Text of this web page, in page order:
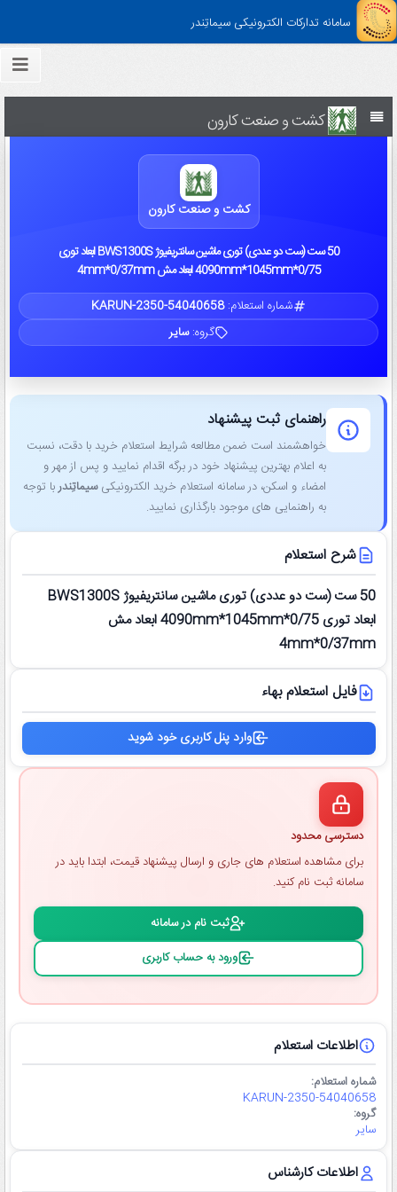
سامانه تدارکات الکترونیکی سیماتِندر
کشت و صنعت کارون
کشت و صنعت کارون
50 ست (ست دو عددی) توری ماشین سانتریفیوژ BWS1300S ابعاد توری
4090mm*1045mm*0/75 ابعاد مش 4mm*0/37mm
شماره استعلام:KARUN-2350-54040658
گروه:سایر
اطلاعات استعلام
شماره استعلام:
KARUN-2350-54040658
گروه:
سایر
اطلاعات کارشناس
راهنمای ثبت پیشنهاد
خواهشمند است ضمن مطالعه شرایط استعلام خرید با دقت، نسبت
به اعلام بهترین پیشنهاد خود در برگه اقدام نمایید و پس از مهر و
امضاء و اسکن، در سامانه استعلام خرید الکترونیکیسیماتِندربا توجه
به راهنمایی ‌های موجود بارگذاری نمایید.
شرح استعلام
50 ست (ست دو عددی) توری ماشین سانتریفیوژ BWS1300S
ابعاد توری 4090mm*1045mm*0/75 ابعاد مش
4mm*0/37mm
فایل استعلام بهاء
وارد پنل کاربری خود شوید
دسترسی محدود
برای مشاهده استعلام ‌های جاری و ارسال پیشنهاد قیمت، ابتدا باید در
سامانه ثبت ‌نام کنید.
ثبت ‌نام در سامانه
ورود به حساب کاربری